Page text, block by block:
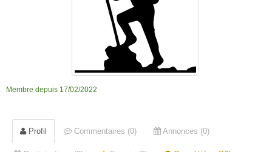
Membre depuis 17/02/2022
Profil Commentaires (0) Annonces (0)